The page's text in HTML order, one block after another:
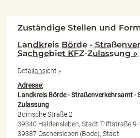
Zuständige Stellen und
Landkreis Börde -
Sachgebiet KFZ-Zulassung »
Detailansicht »
Adresse:
Landkreis Börde - Straßenverkehrsamt -
Zulassung
Bornsche Straße 2
39340 Haldensleben, Stadt Triftstraße 9-
39387 Oschersleben (Bode), Stadt